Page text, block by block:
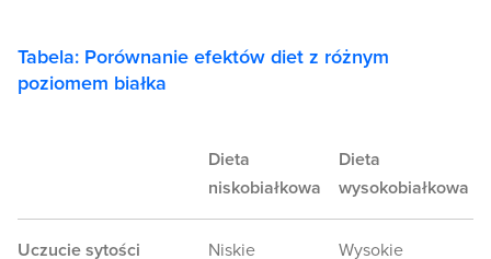
Tabela: Porównanie efektów diet z różnym
poziomem białka
Dieta
niskobiałkowa
Dieta
wysokobiałkowa
Uczucie sytości Niskie Wysokie